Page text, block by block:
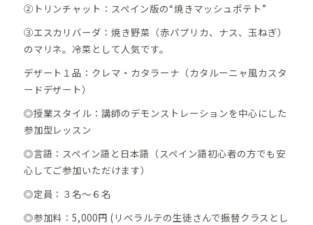
➁トリンチャット： スペイン版の“焼きマッシュポテト”
③エスカリバーダ：焼き野菜（赤パプリカ、ナス、玉ねぎ）
のマリネ。冷菜として人気です。
デザート１品： クレマ・カタラーナ（ カタルーニャ風カスタ
ードデザート）
◎授業スタイル：講師のデモンストレーションを中心にした
参加型レッスン
◎言語：スペイン語と日本語 （ スペイン語初心者の方でも安
心してご参加いただけます）
◎定員：３名～６名
◎参加料：5,000円 (リベラルテの生徒さんで振替クラスとし